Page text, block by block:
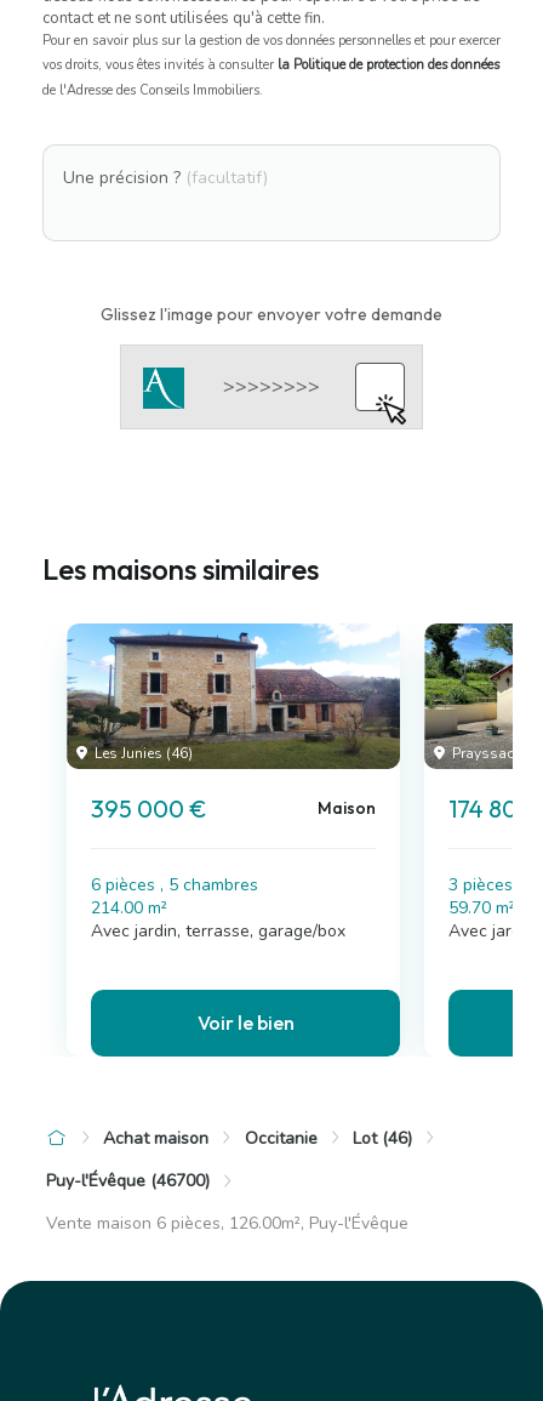
contact et ne sont utilisées qu'à cette fin.
Pour en savoir plus sur la gestion de vos données personnelles et pour exercer
vos droits, vous êtes invités à consulter la Politique de protection des données
de l'Adresse des Conseils Immobiliers.
Une précision ? (facultatif)
Glissez l'image pour envoyer votre demande
Les maisons similaires
Les Junies (46)
395 000 € Maison
6 pièces , 5 chambres
214.00 m²
Avec jardin, terrasse, garage/box
Voir le bien
Prayssac (46)
174 800
3 pièces , 2
59.70 m²
Avec
Achat maison Occitanie
Lot (46)
Puy-l'Évêque (46700)
Vente maison 6 pièces, 126.00m², Puy-l'Évêque